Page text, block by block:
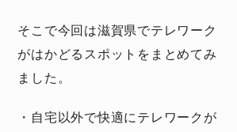
そこで今回は滋賀県でテレワーク
がはかどるスポットをまとめてみ
ました。
・自宅以外で快適にテレワークが